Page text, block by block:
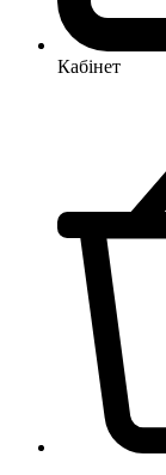
Кабінет